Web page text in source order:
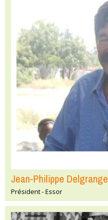
Jean-Philippe Delgrange
Président - Essor